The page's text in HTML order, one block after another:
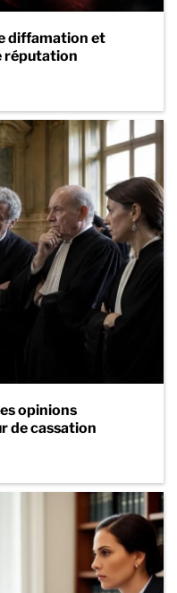
diffamation et
réputation
opinions
de cassation